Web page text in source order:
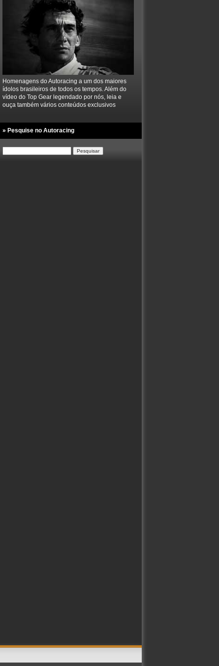
Homenagens do Autoracing a um dos maiores
ídolos brasileiros de todos os tempos. Além do
vídeo do Top Gear legendado por nós, leia e
ouça também vários conteúdos exclusivos
» Pesquise no Autoracing
por: